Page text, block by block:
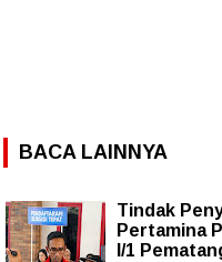
BACA LAINNYA
Tindak
Pertamina
I/1